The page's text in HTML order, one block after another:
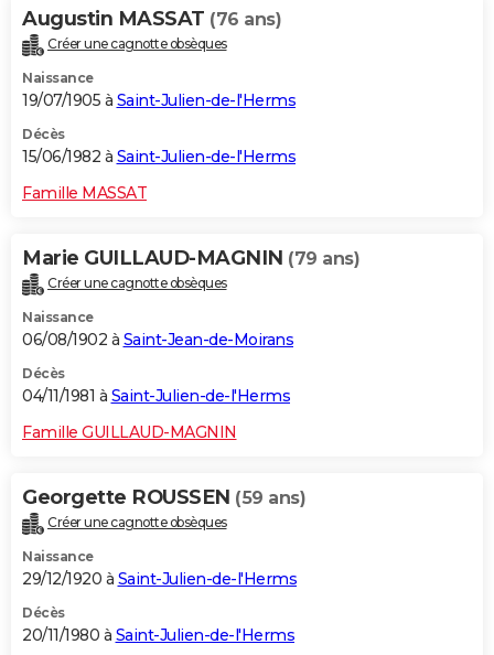
Augustin MASSAT (76 ans)
Créer une cagnotte obsèques
Naissance
19/07/1905 à Saint-Julien-de-l'Herms
Décès
15/06/1982 à Saint-Julien-de-l'Herms
Famille MASSAT
Marie GUILLAUD-MAGNIN (79 ans)
Créer une cagnotte obsèques
Naissance
06/08/1902 à Saint-Jean-de-Moirans
Décès
04/11/1981 à Saint-Julien-de-l'Herms
Famille GUILLAUD-MAGNIN
Georgette ROUSSEN (59 ans)
Créer une cagnotte obsèques
Naissance
29/12/1920 à Saint-Julien-de-l'Herms
Décès
20/11/1980 à Saint-Julien-de-l'Herms